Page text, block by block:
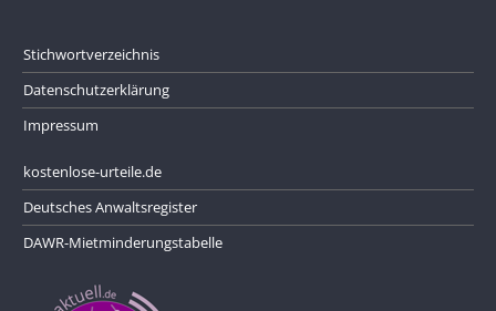
Stichwortverzeichnis
Datenschutzerklärung
Impressum
kostenlose-urteile.de
Deutsches Anwaltsregister
DAWR-Mietminderungstabelle